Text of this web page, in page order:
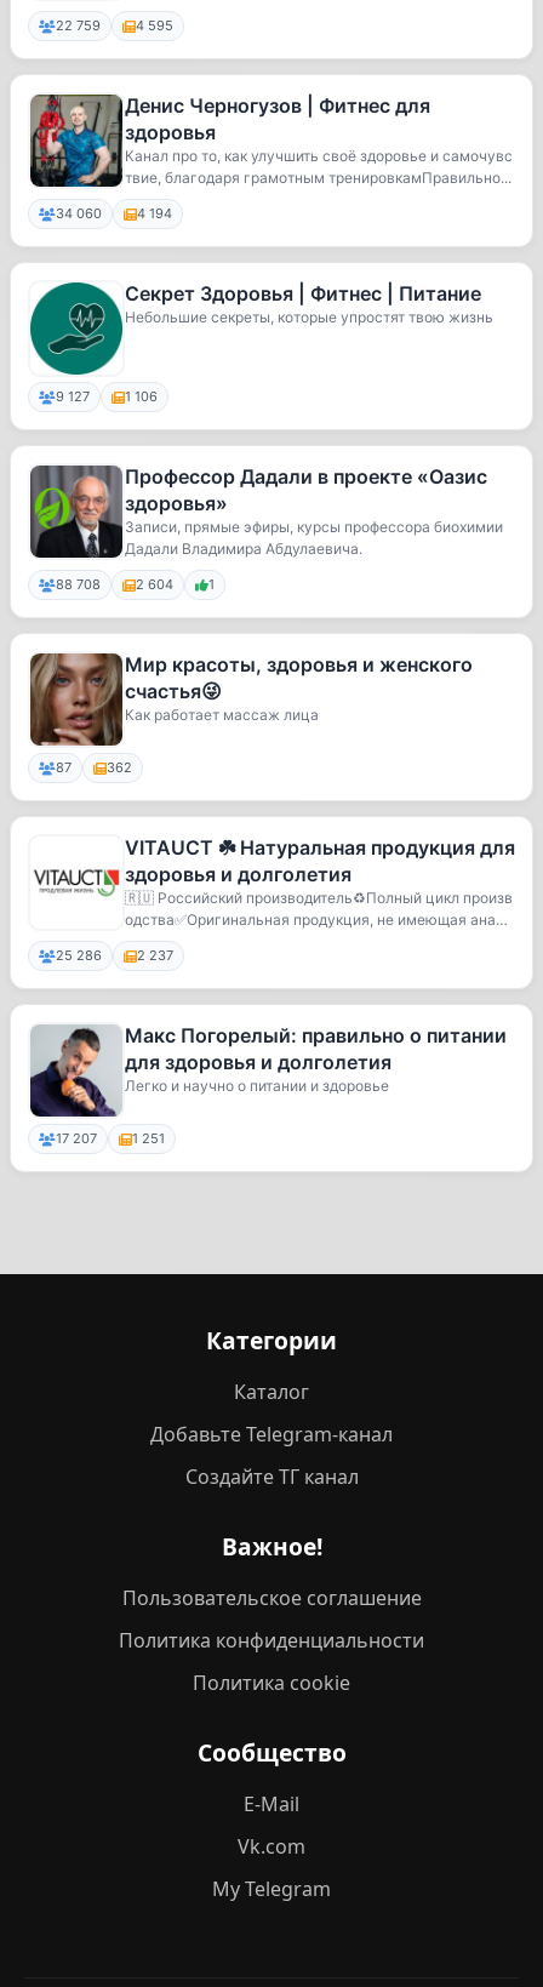
22 759 4 595
Денис Черногузов | Фитнес для
здоровья
Канал про то, как улучшить своё здоровье и самочувс
твие, благодаря грамотным тренировкамПравильно...
34 060 4 194
Секрет Здоровья | Фитнес | Питание
Небольшие секреты, которые упростят твою жизнь
9 127 1 106
Профессор Дадали в проекте «Оазис
здоровья»
Записи, прямые эфиры, курсы профессора биохимии
Дадали Владимира Абдулаевича.
88 708 2 604 1
Мир красоты, здоровья и женского
счастья😜
Как работает массаж лица
87 362
VITAUCT ☘️ Натуральная продукция для
здоровья и долголетия
🇷🇺 Российский производитель♻️Полный цикл произв
одства✅Оригинальная продукция, не имеющая анало
гов...
25 286 2 237
Макс Погорелый: правильно о питании
для здоровья и долголетия
Легко и научно о питании и здоровье
17 207 1 251
Категории
Каталог
Добавьте Telegram-канал
Создайте ТГ канал
Важное!
Пользовательское соглашение
Политика конфиденциальности
Политика cookie
Сообщество
E-Mail
Vk.com
My Telegram